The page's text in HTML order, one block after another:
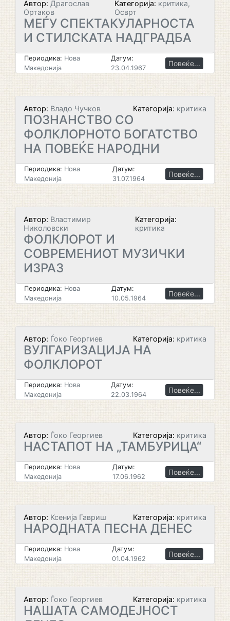
Автор: Драгослав
Ортаков
Категорија: критика,
Осврт
МЕЃУ СПЕКТАКУЛАРНОСТА
И СТИЛСКАТА НАДГРАДБА
Периодика: Нова
Македонија
Датум:
23.04.1967
Повеќе...
Автор: Владо Чучков Категорија: критика
ПОЗНАНСТВО СО
ФОЛКЛОРНОТО БОГАТСТВО
НА ПОВЕЌЕ НАРОДНИ
Периодика: Нова
Македонија
Датум:
31.07.1964
Повеќе...
Автор: Властимир
Николовски
Категорија:
критика
ФОЛКЛОРОТ И
СОВРЕМЕНИОТ МУЗИЧКИ
ИЗРАЗ
Периодика: Нова
Македонија
Датум:
10.05.1964
Повеќе...
Автор: Ѓоко Георгиев Категорија: критика
ВУЛГАРИЗАЦИЈА НА
ФОЛКЛОРОТ
Периодика: Нова
Македонија
Датум:
22.03.1964
Повеќе...
Автор: Ѓоко Георгиев Категорија: критика
НАСТАПОТ НА „ТАМБУРИЦА“
Периодика: Нова
Македонија
Датум:
17.06.1962
Повеќе...
Автор: Ксенија Гавриш Категорија: критика
НАРОДНАТА ПЕСНА ДЕНЕС
Периодика: Нова
Македонија
Датум:
01.04.1962
Повеќе...
Автор: Ѓоко Георгиев Категорија: критика
НАШАТА САМОДЕЈНОСТ